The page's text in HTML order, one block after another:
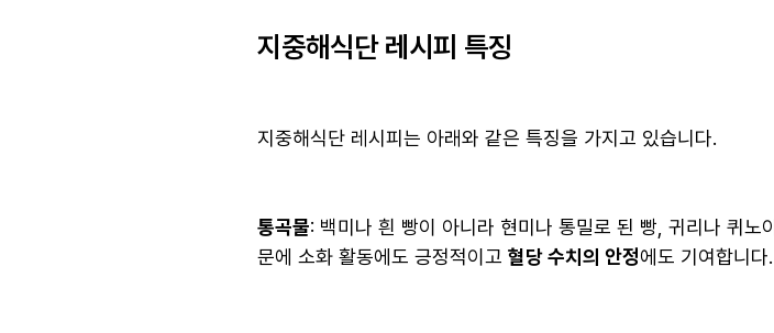
지중해식단 레시피 특징
지중해식단 레시피는 아래와 같은 특징을 가지고 있습니다.
통곡물: 백미나 흰 빵이 아니라 현미나 통밀로 된 빵, 귀리나 퀴
문에 소화 활동에도 긍정적이고 혈당 수치의 안정에도 기여합니다.